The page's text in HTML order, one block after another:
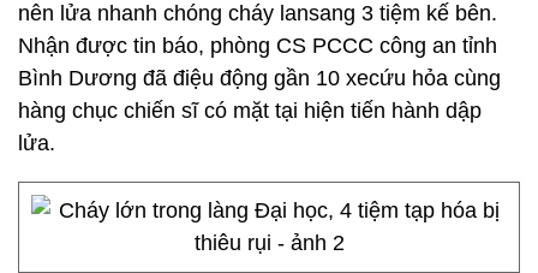
nên lửa nhanh chóng cháy lansang 3 tiệm kế bên.
Nhận được tin báo, phòng CS PCCC công an tỉnh
Bình Dương đã điệu động gần 10 xecứu hỏa cùng
hàng chục chiến sĩ có mặt tại hiện tiến hành dập
lửa.